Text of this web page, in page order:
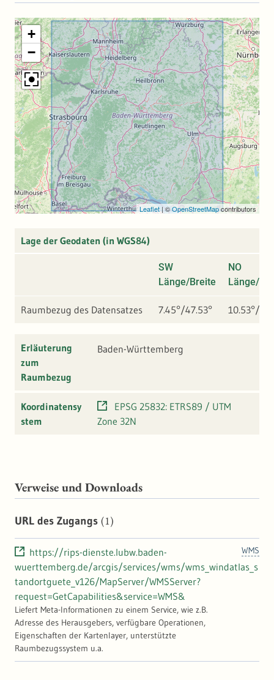
+
−
Leaflet | ©OpenStreetMapcontributors
Lage der Geodaten (in WGS84)
SW
Länge/Breite
NO
Länge/
Raumbezug des Datensatzes 7.45°/47.53° 10.53°/
Erläuterung
zum
Raumbezug
Baden-Württemberg
Koordinatensy
stem
EPSG 25832: ETRS89 / UTM
Zone 32N
Verweise und Downloads
URL des Zugangs (1)
WMS
https://rips-dienste.lubw.baden-
wuerttemberg.de/arcgis/services/wms/wms_windatlas_s
tandortguete_v126/MapServer/WMSServer?
request=GetCapabilities&service=WMS&
Liefert Meta-Informationen zu einem Service, wie z.B.
Adresse des Herausgebers, verfügbare Operationen,
Eigenschaften der Kartenlayer, unterstützte
Raumbezugssystem u.a.